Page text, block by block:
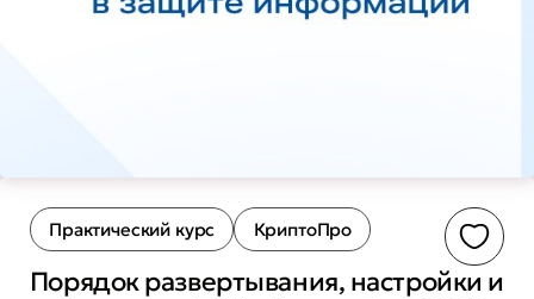
Практический курс КриптоПро
Порядок развертывания, настройки и